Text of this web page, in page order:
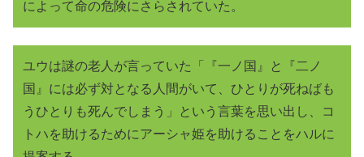
によって命の危険にさらされていた。
ユウは謎の老人が言っていた「『一ノ国』と『二ノ
国』には必ず対となる人間がいて、ひとりが死ねばも
うひとりも死んでしまう」という言葉を思い出し、コ
トハを助けるためにアーシャ姫を助けることをハルに